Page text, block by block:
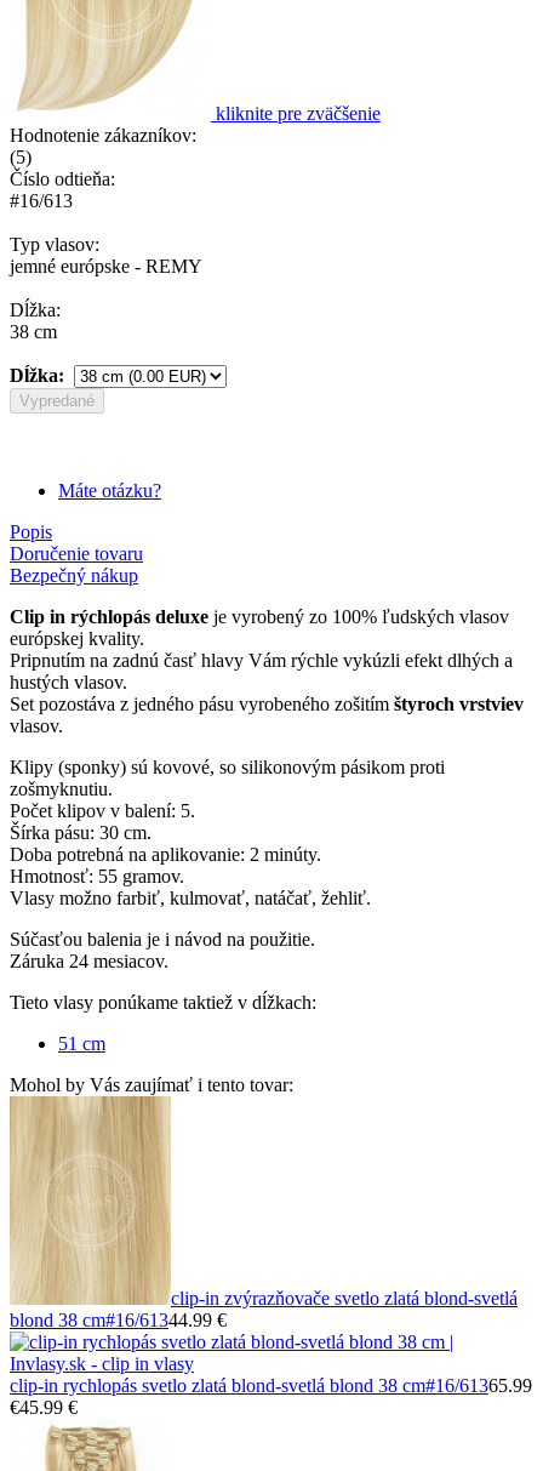
kliknite pre zväčšenie
Hodnotenie zákazníkov:
(5)
Číslo odtieňa:
#16/613
Typ vlasov:
jemné európske - REMY
Dĺžka:
38 cm
Dĺžka:
Vypredané
Máte otázku?
Popis
Doručenie tovaru
Bezpečný nákup
Clip in rýchlopás deluxe je vyrobený zo 100% ľudských vlasov
európskej kvality.
Pripnutím na zadnú časť hlavy Vám rýchle vykúzli efekt dlhých a
hustých vlasov.
Set pozostáva z jedného pásu vyrobeného zošitím štyroch vrstviev
vlasov.
Klipy (sponky) sú kovové, so silikonovým pásikom proti
zošmyknutiu.
Počet klipov v balení: 5.
Šírka pásu: 30 cm.
Doba potrebná na aplikovanie: 2 minúty.
Hmotnosť: 55 gramov.
Vlasy možno farbiť, kulmovať, natáčať, žehliť.
Súčasťou balenia je i návod na použitie.
Záruka 24 mesiacov.
Tieto vlasy ponúkame taktiež v dĺžkach:
51 cm
Mohol by Vás zaujímať i tento tovar:
clip-in zvýrazňovače svetlo zlatá blond-svetlá
blond 38 cm#16/61344.99 €
clip-in rychlopás svetlo zlatá blond-svetlá blond 38 cm#16/61365.99
€45.99 €